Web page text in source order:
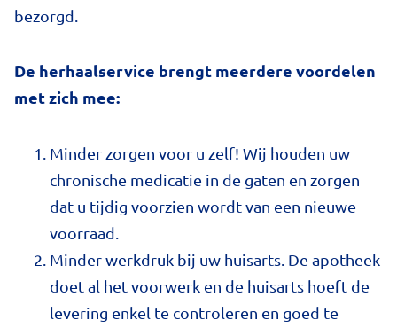
bezorgd.
De herhaalservice brengt meerdere voordelen
met zich mee:
Minder zorgen voor u zelf! Wij houden uw
chronische medicatie in de gaten en zorgen
dat u tijdig voorzien wordt van een nieuwe
voorraad.
Minder werkdruk bij uw huisarts. De apotheek
doet al het voorwerk en de huisarts hoeft de
levering enkel te controleren en goed te